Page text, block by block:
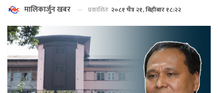
मालिकार्जुन खबर प्रकाशितः २०८१ चैत्र २१, बिहीबार १८:२२